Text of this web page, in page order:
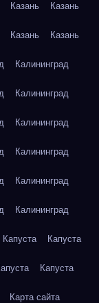
Казань Казань
Казань Казань
Калининград
Калининград
Калининград
Калининград
Калининград
Калининград
Капуста Капуста
Капуста
Карта сайта